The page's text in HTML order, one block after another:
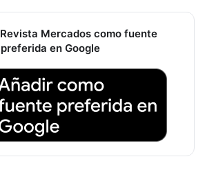
Mercados como fuente
preferida en Google